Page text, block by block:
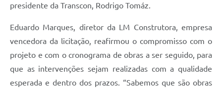
presidente da Transcon, Rodrigo Tomáz.
Eduardo Marques, diretor da LM Construtora, empresa
vencedora da licitação, reafirmou o compromisso com o
projeto e com o cronograma de obras a ser seguido, para
que as intervenções sejam realizadas com a qualidade
esperada e dentro dos prazos. “Sabemos que são obras